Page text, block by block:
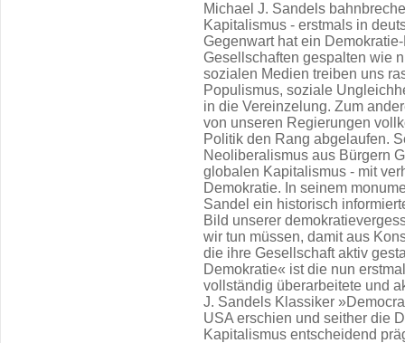
Michael J. Sandels
Kapitalismus - erstmals in
Gegenwart hat ein
Gesellschaften gespalten wie
sozialen Medien treiben uns
Populismus, soziale
in die Vereinzelung. Zum
von unseren Regierungen
Politik den Rang abgelaufen.
Neoliberalismus aus Bürgern
globalen Kapitalismus - mit
Demokratie. In seinem
Sandel ein historisch
Bild unserer
wir tun müssen, damit aus
die ihre Gesellschaft aktiv
Demokratie« ist die nun
vollständig überarbeitete und
J. Sandels Klassiker
USA erschien und seither die
Kapitalismus entscheidend